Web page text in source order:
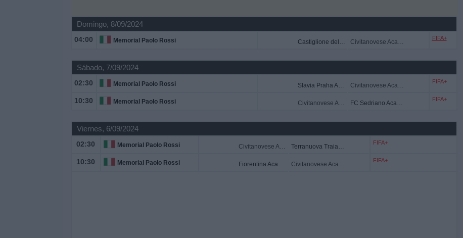
Domingo, 8/09/2024
04:00 Memorial Paolo Rossi Castiglione del Lago Academy Civitanovese Academy
FIFA+
Sábado, 7/09/2024
02:30 Memorial Paolo Rossi Slavia Praha Academy Civitanovese Academy
FIFA+
10:30 Memorial Paolo Rossi Civitanovese Academy FC Sedriano Academy
FIFA+
Viernes, 6/09/2024
02:30 Memorial Paolo Rossi Civitanovese Academy Terranuova Traiana Academy
FIFA+
10:30 Memorial Paolo Rossi Fiorentina Academy Civitanovese Academy
FIFA+